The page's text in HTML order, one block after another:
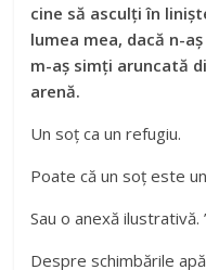
cine să asculți în
lumea mea, dacă n-
m-aș simți aruncată
arenă.
Un soț ca un refugiu.
Poate că un soț este
Sau o anexă ilustrativă.
Despre schimbările